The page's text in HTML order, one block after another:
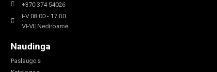
+370 374 54026
I-V 08:00 - 17:00
VI-VII Nedirbame
Naudinga
Paslaugos